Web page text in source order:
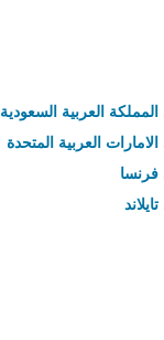
العربية السعودية
العربية المتحدة
فرنسا